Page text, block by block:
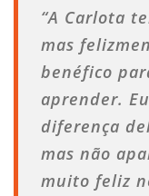
“A Carlota
mas
benéfico
aprender.
diferença
mas não
muito feliz